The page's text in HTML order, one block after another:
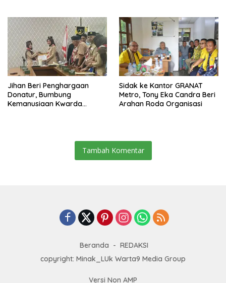
Jihan Beri Penghargaan
Donatur, Bumbung
Kemanusiaan Kwarda
‎Sidak ke Kantor GRANAT
Metro, Tony Eka Candra Beri
Arahan Roda Organisasi
Tambah Komentar
Beranda
REDAKSI
copyright: Minak_LUk Warta9 Media Group
Versi Non AMP